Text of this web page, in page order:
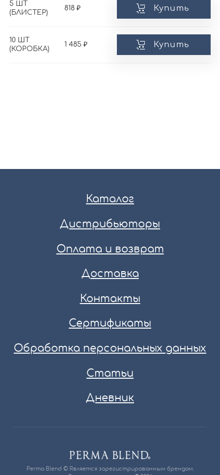
5 ШТ
(БЛИСТЕР)
818 Купить
10 ШТ
(КОРОБКА)
1 485 Купить
Каталог
Дистрибьюторы
Оплата и возврат
Доставка
Контакты
Сертификаты
Обработка персональных данных
Статьи
Дневник
Perma Blend © Является зарегистрированным брендом.